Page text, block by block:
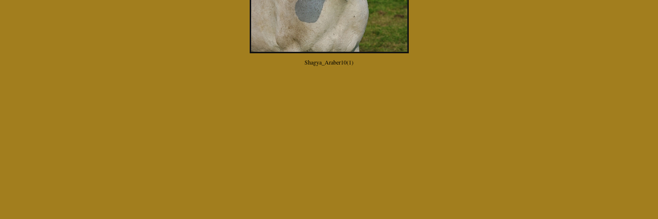
Shagya_Araber10(1)